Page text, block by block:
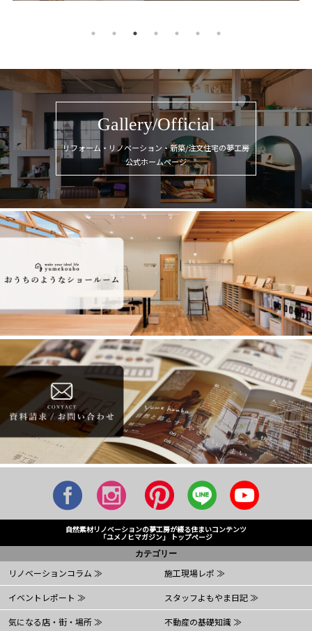
Gallery/Official
リフォーム・リノベーション・新築/注文住宅の夢工房
公式ホームページ
自然素材リノベーションの夢工房が綴る住まいコンテンツ
「ユメノヒマガジン」 トップページ
カテゴリー
リノベーションコラム ≫ 施工現場レポ ≫
イベントレポート ≫ スタッフよもやま日記 ≫
気になる店・街・場所 ≫ 不動産の基礎知識 ≫